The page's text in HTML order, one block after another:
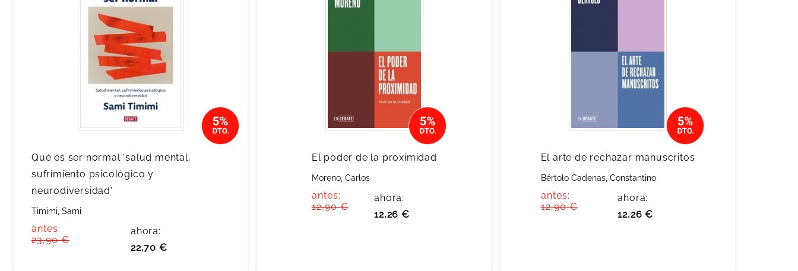
Qué es ser normal 'salud mental,
sufrimiento psicológico y
neurodiversidad'
Timimi, Sami
antes:
23,90 €
ahora:
22,70 €
El poder de la proximidad
Moreno, Carlos
antes:
12,90 €
ahora:
12,26 €
El arte de rechazar manuscritos
Bértolo Cadenas, Constantino
antes:
12,90 €
ahora:
12,26 €